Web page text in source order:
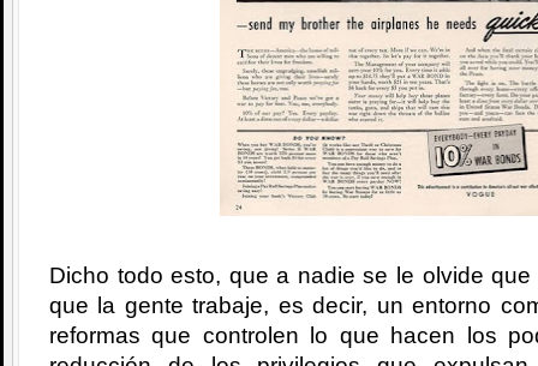
Dicho todo esto, que a nadie se le olvide
que la gente trabaje, es decir, un entorno
reformas que controlen lo que hacen los